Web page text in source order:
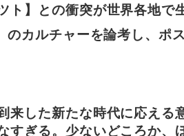
ト】との衝突が世界各地で
カルチャーを論考し、ポ
来した新たな時代に応える
すぎる。少ないどころか、